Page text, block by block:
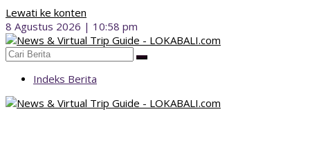
Lewati ke konten
8 Agustus 2026 | 10:58 pm
Indeks Berita